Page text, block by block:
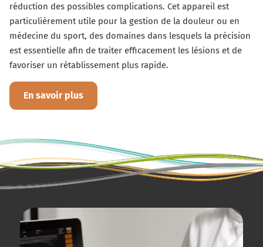
réduction des possibles complications. Cet appareil est
particulièrement utile pour la gestion de la douleur ou en
médecine du sport, des domaines dans lesquels la précision
est essentielle afin de traiter efficacement les lésions et de
favoriser un rétablissement plus rapide.
En savoir plus